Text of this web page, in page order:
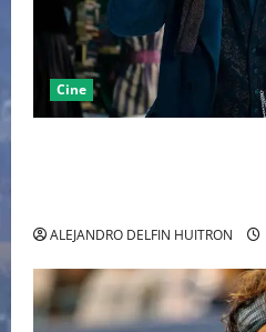
Cine
ALEJANDRO DELFIN HUITRON